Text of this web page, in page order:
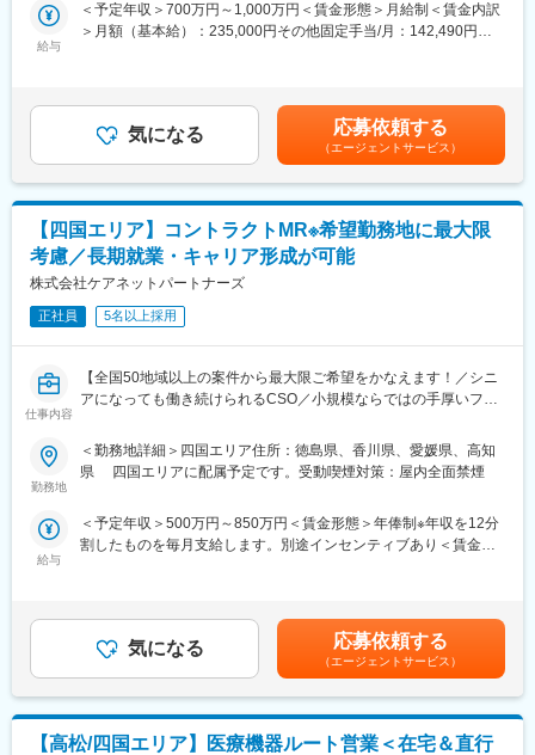
ンに訪問します。
★困ったら先輩社員に相談しやすい雰囲気です！
売者資格を取得していただきます。（取得率90％以上）
・資格取得にあたっては、無料で支援を行いますのでご安心くだ
■働き方：
・基本土日祝休み／年3回の大型連休あり
・残業20h以内
・スケジュールに合わせて直行直帰可
・転居を伴う転勤はありません
■やりがい：
・最近、健康のことで困っていることがないかなど、親身にお話
を聞くことで、お客様と信頼関係を築き、お客様の健康管理に貢
ンゴ酢美味しかった！ちょうどまた買おうと思ってたの。来てく
れてありがとう。」など、「ありがとう」という言葉が一番のや
変更の範囲：会社の定める業務
■職務内容：
〇新規施設の立ち上げ、スタッフ採用・管理・教育・離職防止、
ど、連携先の開拓)
〇稼働、人員配置、コンプライアンスという3つの経営指標に基づ
く数字軸を中核にしたマネジメント
〇イノベーティブな企画・取り組みなどを通じてブランディング
の強化
■魅力：
【上位職へステップアップできます！】
5施設程度の施設を管理する『エリアマネージャー』（月給50万
円～）
ー』（年収1,500万円も可能）
へステップアップしていくことができます！ぜひチャレンジして
■事業内容：
と温かみのある支援を両立させることで、新しい福祉サービスを
展開しております。
・児童発達支援事業
・放課後等デイサービス
・生活介護事業
・就労継続支援事業
・共同生活援助事業
・短期入所事業／日中一時支援事業
・地域生活支援拠点事業
給与
＜予定年収＞700万円～1,000万円＜賃金形態＞月給制＜賃金内訳
＞月額（基本給）：235,000円その他固定手当/月：142,490円固
給与補足＞【上位職へステップアップできます！】5施設程度の施
設を管理する『エリアマネージャー』（月給50万円～） ↓事業部
門の責任者やグループ内の経営を担う『シニアマネージャー』
（年収1,500万円も可能）へステップアップしていくことができま
す！ぜひチャレンジしてください！賃金はあくまでも目安の金額
であり、選考を通じて上下する可能性があります。月給(月額)は固
定手当を含めた表記です。
気になる 応募依頼する
（エージェントサービス）
【四国エリア】コントラクトMR※希望勤務地に最大限
考慮／長期就業・キャリア形成が可能
株式会社ケアネットパートナーズ
正社員 5名以上採用
仕事内容
【全国50地域以上の案件から最大限ご希望をかなえます！／シニ
アになっても働き続けられるCSO／小規模ならではの手厚いフォ
■業務内容：
して医薬品情報の伝達や、安全性や有効性情報をご提供いただき
ます。有効性について情報の収集と会社への報告業務もお願いい
件から勤務地をご提案させていただきます。年収は現職考慮（モ
デル年収：20代650万、40代後半850万）領域を変えてのPJT打診
も可能です。また、無期雇用派遣となるため、ＰＪＴの期間外も
ベース給与は保証いたします。
■MRとして働く魅力
勤務地
＜勤務地詳細＞四国エリア住所：徳島県、香川県、愛媛県、高知
県 四国エリアに配属予定です。受動喫煙対策：屋内全面禁煙
給与
＜予定年収＞500万円～850万円＜賃金形態＞年俸制※年収を12分
割したものを毎月支給します。別途インセンティブあり＜賃金内
円（12分割）（一律手当を含む）＜昇給有無＞有＜残業手当＞有
＜給与補足＞※面接を通して、ご経験やスキルにより当社規定に基
づき決定いたします。■昇給、インセンティブあり■モデル年収：
20代650万、40代後半850万賃金はあくまでも目安の金額であ
り、選考を通じて上下する可能性があります。月給(月額)は固定手
当を含めた表記です。
気になる 応募依頼する
（エージェントサービス）
【高松/四国エリア】医療機器ルート営業＜在宅＆直行